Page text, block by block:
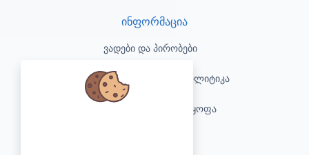
ინფორმაცია
ვადები და პირობები
კონფიდენციალურობის პოლიტიკა
პასუხისმგებლობის უარყოფა